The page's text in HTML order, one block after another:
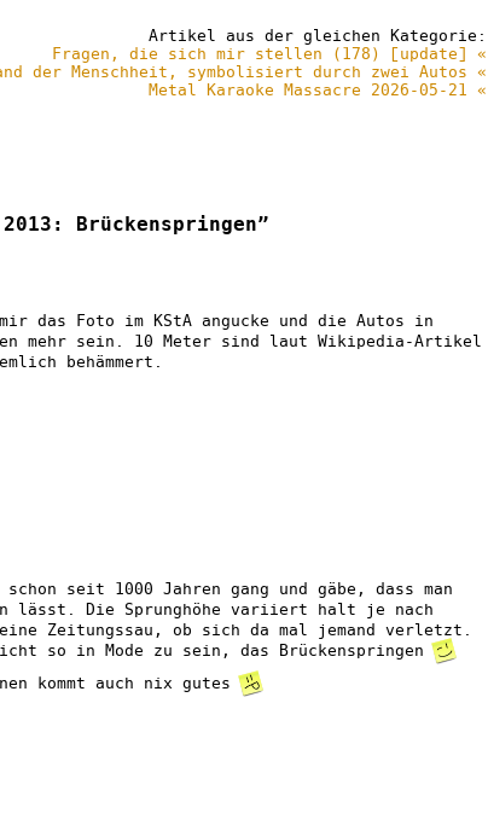
Artikel aus der gleichen Kategorie:
Fragen, die sich mir stellen (178) [update] «
der Menschheit, symbolisiert durch zwei Autos «
Metal Karaoke Massacre 2026-05-21 «
Brückenspringen”
das Foto im KStA angucke und die Autos in
mehr sein. 10 Meter sind laut Wikipedia-Artikel
behämmert.
seit 1000 Jahren gang und gäbe, dass man
lässt. Die Sprunghöhe variiert halt je nach
Zeitungssau, ob sich da mal jemand verletzt.
so in Mode zu sein, das Brückenspringen
kommt auch nix gutes